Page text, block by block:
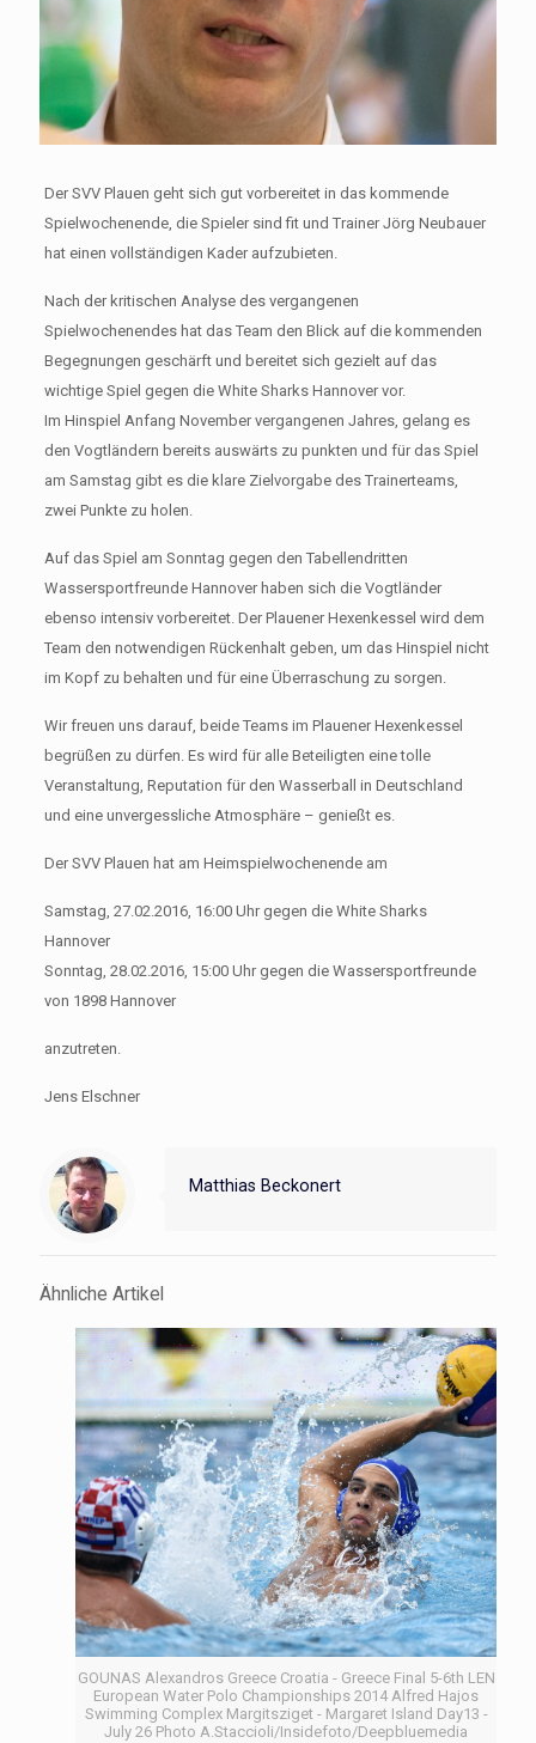
Der SVV Plauen geht sich gut vorbereitet in das kommende
Spielwochenende, die Spieler sind fit und Trainer Jörg Neubauer
hat einen vollständigen Kader aufzubieten.
Nach der kritischen Analyse des vergangenen
Spielwochenendes hat das Team den Blick auf die kommenden
Begegnungen geschärft und bereitet sich gezielt auf das
wichtige Spiel gegen die White Sharks Hannover vor.
Im Hinspiel Anfang November vergangenen Jahres, gelang es
den Vogtländern bereits auswärts zu punkten und für das Spiel
am Samstag gibt es die klare Zielvorgabe des Trainerteams,
zwei Punkte zu holen.
Auf das Spiel am Sonntag gegen den Tabellendritten
Wassersportfreunde Hannover haben sich die Vogtländer
ebenso intensiv vorbereitet. Der Plauener Hexenkessel wird dem
Team den notwendigen Rückenhalt geben, um das Hinspiel nicht
im Kopf zu behalten und für eine Überraschung zu sorgen.
Wir freuen uns darauf, beide Teams im Plauener Hexenkessel
begrüßen zu dürfen. Es wird für alle Beteiligten eine tolle
Veranstaltung, Reputation für den Wasserball in Deutschland
und eine unvergessliche Atmosphäre – genießt es.
Der SVV Plauen hat am Heimspielwochenende am
Samstag, 27.02.2016, 16:00 Uhr gegen die White Sharks
Hannover
Sonntag, 28.02.2016, 15:00 Uhr gegen die Wassersportfreunde
von 1898 Hannover
anzutreten.
Jens Elschner
Matthias Beckonert
Ähnliche Artikel
GOUNAS Alexandros Greece Croatia - Greece Final 5-6th LEN
European Water Polo Championships 2014 Alfred Hajos
Swimming Complex Margitsziget - Margaret Island Day13 -
July 26 Photo A.Staccioli/Insidefoto/Deepbluemedia